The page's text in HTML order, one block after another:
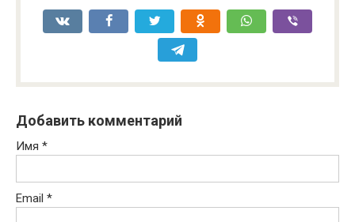
Добавить комментарий
Имя *
Email *